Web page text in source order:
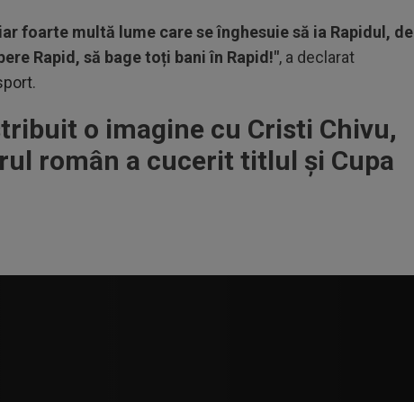
foarte multă lume care se înghesuie să ia Rapidul, de
Rapid, să bage toți bani în Rapid!", a declarat
.
o imagine cu Cristi Chivu,
român a cucerit titlul și Cupa